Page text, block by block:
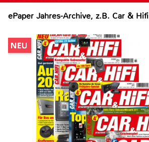
ePaper Jahres-Archive, z.B. Car & Hifi